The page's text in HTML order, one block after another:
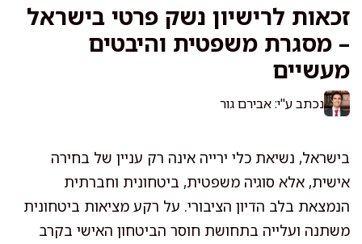
זכאות לרישיון נשק פרטי בישראל
– מסגרת משפטית והיבטים
מעשיים
נכתב ע"י: אבירם גור
בישראל, נשיאת כלי ירייה אינה רק עניין של בחירה
אישית, אלא סוגיה משפטית, ביטחונית וחברתית
הנמצאת בלב הדיון הציבורי. על רקע מציאות ביטחונית
משתנה ועלייה בתחושת חוסר הביטחון האישי בקרב